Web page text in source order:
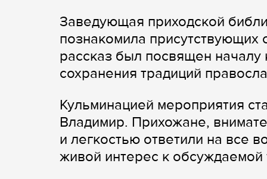
Заведующая приходской
познакомила присутствующих
рассказ был посвящен началу
сохранения традиций
Кульминацией мероприятия
Владимир. Прихожане,
и легкостью ответили на все
живой интерес к обсуждаемой